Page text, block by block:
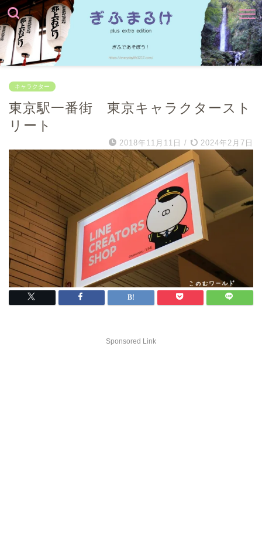
キャラクター
東京駅一番街 東京キャラクタースト
リート
2018年11月11日 / 2024年2月7日
Sponsored Link